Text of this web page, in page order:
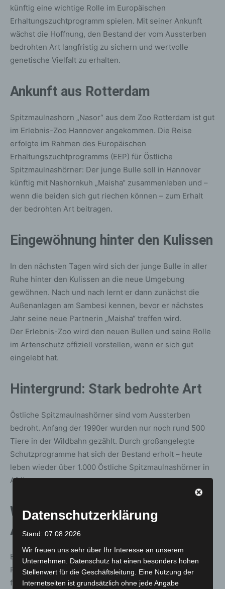
künftig eine wichtige Rolle im Europäischen
Erhaltungszuchtprogramm spielen. Mit seiner Ankunft
wächst die Hoffnung, den Bestand der vom Aussterben
bedrohten Art langfristig zu sichern und wertvolle
genetische Vielfalt zu erhalten.
Ankunft aus Rotterdam
Spitzmaulnashorn „Nasor“ aus dem Zoo Rotterdam ist gut
im Erlebnis-Zoo Hannover angekommen. Die Reise
erfolgte im Rahmen des Europäischen
Erhaltungszuchtprogramms (EEP) für Östliche
Spitzmaulnashörner: Der junge Bulle soll in Hannover
künftig mit Nashornkuh „Maisha“ zusammenleben und –
wenn die beiden sich gut riechen können – zum Erhalt
der bedrohten Art beitragen.
Eingewöhnung hinter den Kulissen
In den nächsten Tagen wird sich der junge Bulle in aller
Ruhe hinter den Kulissen an die neue Umgebung
gewöhnen. Nach und nach lernt er dann zunächst die
Außenanlagen am Sambesi kennen, bevor er nächstes
Jahr seine neue Partnerin „Maisha“ treffen wird.
Der Erlebnis-Zoo wird den neuen Bullen und seine Rolle
im Artenschutz offiziell vorstellen, wenn er sich gut
eingelebt hat.
Hintergrund: Stark bedrohte Art
Östliche Spitzmaulnashörner sind vom Aussterben
bedroht. Anfang der 1990er wurden nur noch rund 500
Tiere in der Wildbahn gezählt. Durch großangelegte
Schutzprogramme hat sich der Bestand erholt – heute
leben wieder über 1.000 Östliche Spitzmaulnashörner in
Afrika.
Wiederansiedlungsprojekte in
Afrika
Europäische Zoos leisten einen wichtigen Beitrag für die
Regeneration der wildlebenden Population: 2019 wurden
fünf Tiere aus dem Europäischen
Datenschutzerklärung
Stand: 07.08.2026
Wir freuen uns sehr über Ihr Interesse an unserem
Unternehmen. Datenschutz hat einen besonders hohen
Stellenwert für die Geschäftsleitung. Eine Nutzung der
Internetseiten ist grundsätzlich ohne jede Angabe